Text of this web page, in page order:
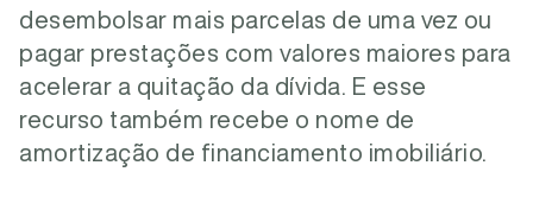
desembolsar mais parcelas de uma vez ou
pagar prestações com valores maiores para
acelerar a quitação da dívida. E esse
recurso também recebe o nome de
amortização de financiamento imobiliário.